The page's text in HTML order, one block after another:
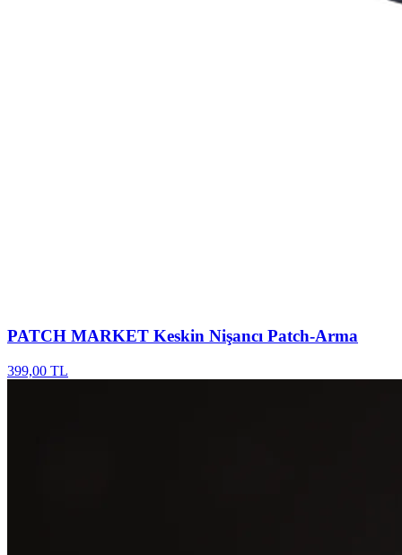
PATCH MARKET Keskin Nişancı Patch-Arma
399,00 TL